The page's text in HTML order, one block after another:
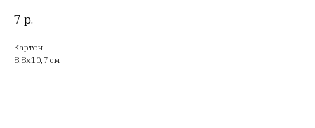
7 р.
Картон
8,8х10,7 см